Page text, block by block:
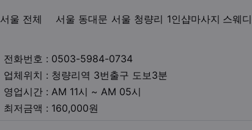
서울 전체 서울 동대문 서울 청량리
지역1 1인샵마사지 스웨
테마
전화번호 : 0503-5984-0734업체연락처
업체위치 : 청량리역 3번출구 도보3분
영업시간 : AM 11시 ~ AM 05시
최저금액 : 160,000원